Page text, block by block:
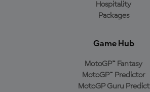
Hospitality
Packages
Game Hub
MotoGP™ Fantasy
MotoGP™ Predictor
MotoGP Guru Predict